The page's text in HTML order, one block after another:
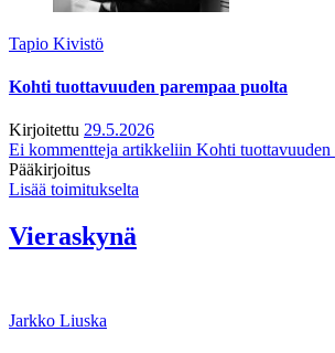
Tapio Kivistö
Kohti tuottavuuden parempaa puolta
Kirjoitettu 29.5.2026
Ei kommentteja artikkeliin Kohti tuottavuuden
Pääkirjoitus
Lisää toimitukselta
Vieraskynä
Jarkko Liuska